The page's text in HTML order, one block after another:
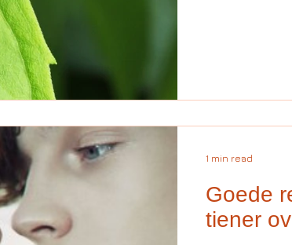
Goede
tiener
1 min read